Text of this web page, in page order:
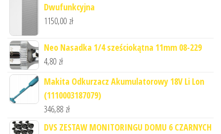
Dwufunkcyjna
1150,00 zł
Neo Nasadka 1/4 sześciokątna 11mm 08-229
4,80 zł
Makita Odkurzacz Akumulatorowy 18V Li Lon
(1110003187079)
346,88 zł
DVS ZESTAW MONITORINGU DOMU 6 CZARNYCH